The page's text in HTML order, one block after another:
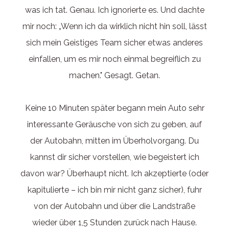
was ich tat. Genau. Ich ignorierte es. Und dachte
mir noch: „Wenn ich da wirklich nicht hin soll, lässt
sich mein Geistiges Team sicher etwas anderes
einfallen, um es mir noch einmal begreiflich zu
machen." Gesagt. Getan.
Keine 10 Minuten später begann mein Auto sehr
interessante Geräusche von sich zu geben, auf
der Autobahn, mitten im Überholvorgang. Du
kannst dir sicher vorstellen, wie begeistert ich
davon war? Überhaupt nicht. Ich akzeptierte (oder
kapitulierte – ich bin mir nicht ganz sicher), fuhr
von der Autobahn und über die Landstraße
wieder über 1,5 Stunden zurück nach Hause.